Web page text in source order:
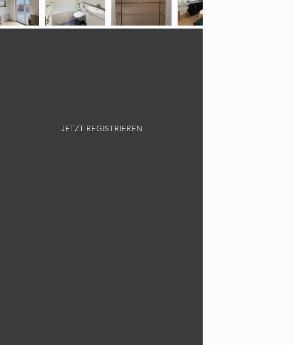
JETZT REGISTRIEREN